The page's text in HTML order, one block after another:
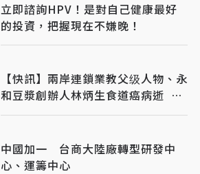
立即諮詢HPV！是對自己健康最好
的投資，把握現在不嫌晚！
【快訊】兩岸連鎖業教父级人物、永
和豆漿創辦人林炳生食道癌病逝 享
年70歲
中國加一 台商大陸廠轉型研發中
心、運籌中心